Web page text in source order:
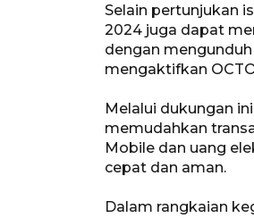
Selain pertunjukan
2024 juga dapat
dengan
mengaktifkan
Melalui dukungan
memudahkan
Mobile dan uang
cepat dan aman.
Dalam rangkaian